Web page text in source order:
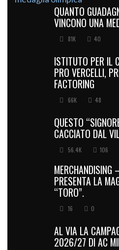
QUANTO
VINCONO UNA
81K 40
ISTITUTO PER IL
PRO VERCELLI,
FACTORING
66K 48
QUESTO
CACCIATO DAL
56.4K 106
MERCHANDISING
PRESENTA LA
“TORO”.
16 0
AL VIA LA
2026/27 DI AC